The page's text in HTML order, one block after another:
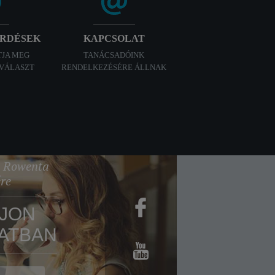
MEG
KAPCSOLAT
TANÁCSADÓINK
RENDELKEZÉSÉRE ÁLLNAK